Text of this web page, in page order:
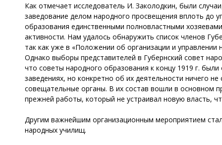
Как отмечает исследователь И. Заколодкин, были
заведование делом народного просвещения вплоть до
образования единственными полновластными
активности. Нам удалось обнаружить список членов
так как уже в «Положении об организации и
Однако выборы представителей в Губернский совет
что советы народного образования к концу 1919 г.
заведениях, но конкретно об их деятельности ничего
совещательные органы. В их состав вошли в основном
прежней работы, который не устраивал новую власть,
Другим важнейшим организационным мероприятием
народных училищ.